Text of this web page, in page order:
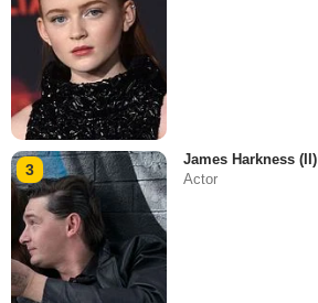
3
James Harkness (II)
Actor